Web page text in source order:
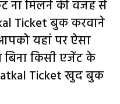
ना मिलने की वजह से
Ticket बुक करवाने
यहां पर ऐसा
किसी एजेंट के
Ticket खुद बुक